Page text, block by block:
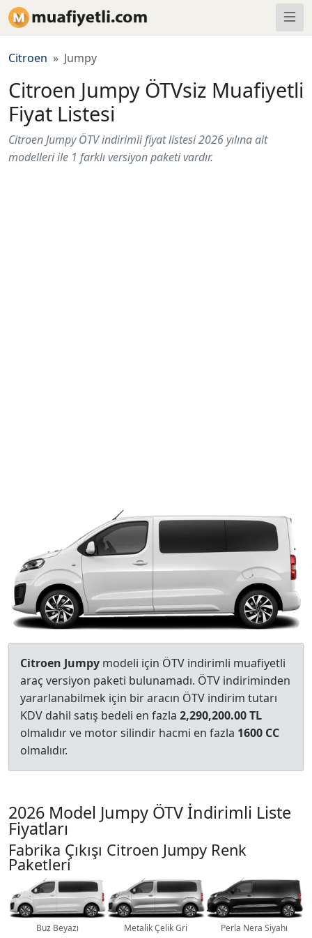
Citroen Jumpy
Citroen Jumpy ÖTVsiz Muafiyetli
Fiyat Listesi
Citroen Jumpy ÖTV indirimli fiyat listesi 2026 yılına ait
modelleri ile 1 farklı versiyon paketi vardır.
Citroen Jumpy modeli için ÖTV indirimli muafiyetli
araç versiyon paketi bulunamadı. ÖTV indiriminden
yararlanabilmek için bir aracın ÖTV indirim tutarı
KDV dahil satış bedeli en fazla 2,290,200.00 TL
olmalıdır ve motor silindir hacmi en fazla 1600 CC
olmalıdır.
2026 Model Jumpy ÖTV İndirimli Liste
Fiyatları
Fabrika Çıkışı Citroen Jumpy Renk
Paketleri
Buz Beyazı Metalik Çelik Gri Perla Nera Siyahı